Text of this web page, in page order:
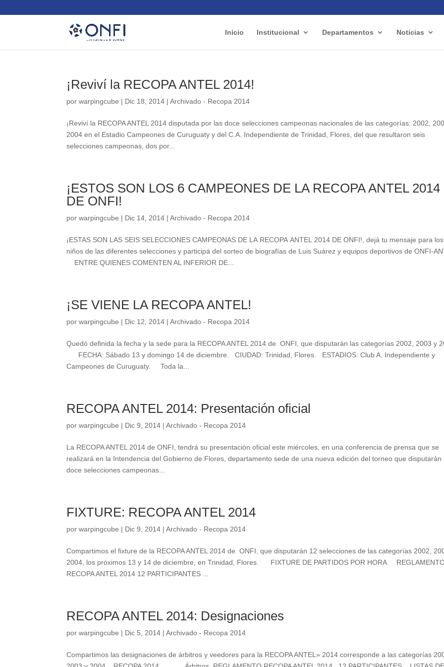
Inicio Institucional Departamentos Noticias
¡Reviví la RECOPA ANTEL 2014!
porwarpingcube | Dic 18, 2014 |Archivado - Recopa 2014
¡Reviví la RECOPA ANTEL 2014 disputada por las doce selecciones campeonas nacionales de las categorías: 2002,
2004 en el Estadio Campeones de Curuguaty y del C.A. Independiente de Trinidad, Flores, del que resultaron seis
selecciones campeonas, dos por...
¡ESTOS SON LOS 6 CAMPEONES DE LA RECOPA ANTEL 2014
DE ONFI!
porwarpingcube | Dic 14, 2014 |Archivado - Recopa 2014
¡ESTAS SON LAS SEIS SELECCIONES CAMPEONAS DE LA RECOPA ANTEL 2014 DE ONFI!, dejá tu mensaje para los
niños de las diferentes selecciones y participá del sorteo de biografías de Luis Suárez y equipos deportivos de ONFI-
ENTRE QUIENES COMENTEN AL INFERIOR DE...
¡SE VIENE LA RECOPA ANTEL!
porwarpingcube | Dic 12, 2014 |Archivado - Recopa 2014
Quedó definida la fecha y la sede para la RECOPA ANTEL 2014 de ONFI, que disputarán las categorías 2002, 2003 y
FECHA: Sábado 13 y domingo 14 de diciembre. CIUDAD: Trinidad, Flores. ESTADIOS: Club A. Independiente y
Campeones de Curuguaty. Toda la...
RECOPA ANTEL 2014: Presentación oficial
porwarpingcube | Dic 9, 2014 |Archivado - Recopa 2014
La RECOPA ANTEL 2014 de ONFI, tendrá su presentación oficial este miércoles, en una conferencia de prensa que se
realizará en la Intendencia del Gobierno de Flores, departamento sede de una nueva edición del torneo que disputarán
doce selecciones campeonas...
FIXTURE: RECOPA ANTEL 2014
porwarpingcube | Dic 9, 2014 |Archivado - Recopa 2014
Compartimos el fixture de la RECOPA ANTEL 2014 de ONFI, que disputarán 12 selecciones de las categorías 2002,
2004, los próximos 13 y 14 de diciembre, en Trinidad, Flores. FIXTURE DE PARTIDOS POR HORA
RECOPA ANTEL 2014 12 PARTICIPANTES ...
RECOPA ANTEL 2014: Designaciones
porwarpingcube | Dic 5, 2014 |Archivado - Recopa 2014
Compartimos las designaciones de árbitros y veedores para la RECOPA ANTEL» 2014 corresponde a las categorías